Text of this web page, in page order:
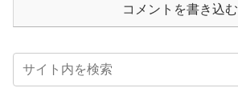
コメントを書き込む